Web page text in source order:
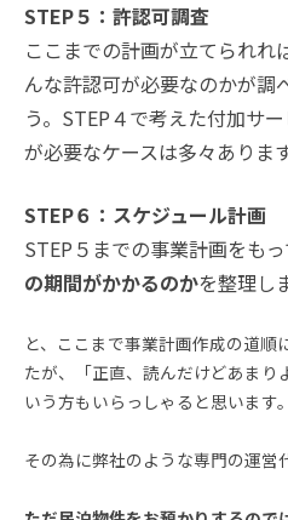
STEP５：許認可調査
ここまでの計画が立てられ
んな許認可が必要なのかが調
う。STEP４で考えた付加サ
が必要なケースは多々あります
STEP６：スケジュール計画
STEP５までの事業計画をも
の期間がかかるのかを整理し
と、ここまで事業計画作成の道順
たが、「正直、読んだけどあまり
いう方もいらっしゃると思います。
その為に弊社のような専門の運営